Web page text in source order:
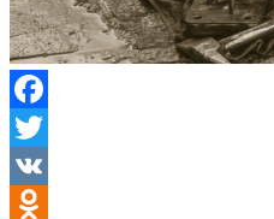
Facebook
Twitter
VK